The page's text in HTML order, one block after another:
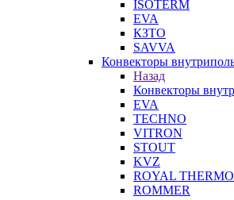
ISOTERM
EVA
КЗТО
SAVVA
Конвекторы
Назад
Конвекторы
EVA
TECHNO
VITRON
STOUT
KVZ
ROYAL THERMO
ROMMER